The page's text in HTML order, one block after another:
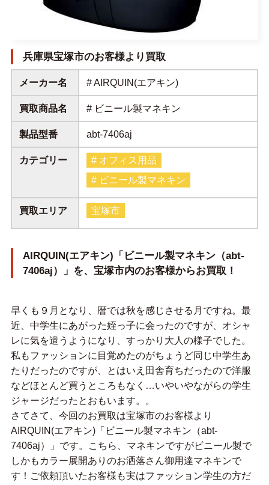
兵庫県宝塚市のお客様より買取
メーカー名 # AIRQUIN(エアキン)
買取商品名 # ビニール製マネキン
製品型番 abt-7406aj
カテゴリー
# オフィス用品
# ビニール製マネキン
買取エリア 宝塚市
AIRQUIN(エアキン)「ビニール製マネキン（abt-
7406aj）」を、宝塚市内のお客様からお買取！
早くも９月となり、暦では秋を感じさせる月ですね。最
近、中学生にあがった姪っ子に会ったのですが、オシャ
レに気を遣うようになり、すっかり大人の様子でした。
私もファッションに目覚めたのがちょうど同じ中学生あ
たりだったのですが、とはいえ田舎育ちだったので洋服
などほとんど買うところもなく…いやいやながらの学生
ジャージだったとおもいます。。
さてさて、今回のお買取は宝塚市のお客様より
AIRQUIN(エアキン)「ビニール製マネキン（abt-
7406aj）」です。こちら、マネキンですがビニール製で
しかもカラー展開ありのお洒落さん御用達マネキンで
す！ご依頼頂いたお客様も実はファッション学生の方だ